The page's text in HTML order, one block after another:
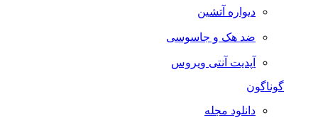
دیواره آتشین
ضد هک و جاسوسی
آپدیت آنتی ویروس
گوناگون
دانلود مجله